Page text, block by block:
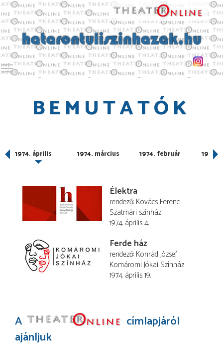
Toggle main menu visibility
BEMUTATÓK
1974. április 1974. március 1974. február 1974.
Élektra
rendező Kovács Ferenc
Szatmári színház
1974. április 4.
Ferde ház
rendező Konrád József
Komáromi Jókai Színház
1974. április 19.
A
címlapjáról
ajánljuk